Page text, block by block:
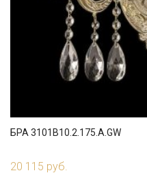
БРА 3101B10.2.175.A.GW
20 115 руб.